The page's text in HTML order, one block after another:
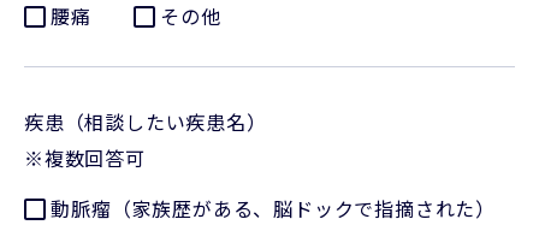
腰痛
その他
疾患（相談したい疾患名）
※複数回答可
動脈瘤（家族歴がある、脳ドックで指摘された）